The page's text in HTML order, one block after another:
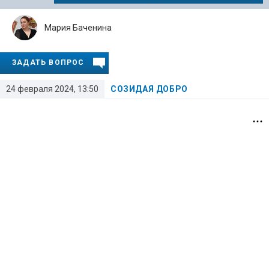
24 февраля 2024, 13:50 СОЗИДАЯ ДОБРО
Мария Баченина
ЗАДАТЬ ВОПРОС